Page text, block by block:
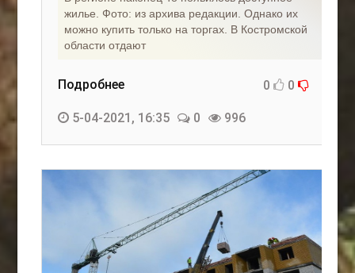
жилье. Фото: из архива редакции. Однако их
можно купить только на торгах. В Костромской
области отдают
Подробнее 0 0
5-04-2021, 16:35 0 996